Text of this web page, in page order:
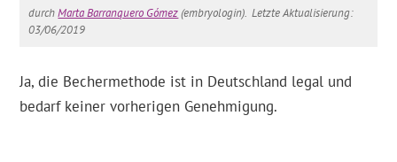
durchMarta Barranquero Gómez(embryologin). Letzte Aktualisierung:
03/06/2019
Ja, die Bechermethode ist in Deutschland legal und
bedarf keiner vorherigen Genehmigung.